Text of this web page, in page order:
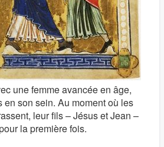
une femme avancée en âge,
en son sein. Au moment où les
leur fils – Jésus et Jean –
la première fois.